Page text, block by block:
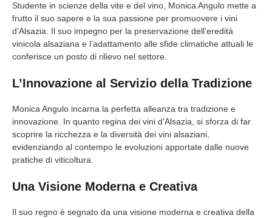
Studente in scienze della vite e del vino, Monica Angulo mette a
frutto il suo sapere e la sua passione per promuovere i vini
d’Alsazia. Il suo impegno per la preservazione dell’eredità
vinicola alsaziana e l’adattamento alle sfide climatiche attuali le
conferisce un posto di rilievo nel settore.
L’Innovazione al Servizio della Tradizione
Monica Angulo incarna la perfetta alleanza tra tradizione e
innovazione. In quanto regina dei vini d’Alsazia, si sforza di far
scoprire la ricchezza e la diversità dei vini alsaziani,
evidenziando al contempo le evoluzioni apportate dalle nuove
pratiche di viticoltura.
Una Visione Moderna e Creativa
Il suo regno è segnato da una visione moderna e creativa della